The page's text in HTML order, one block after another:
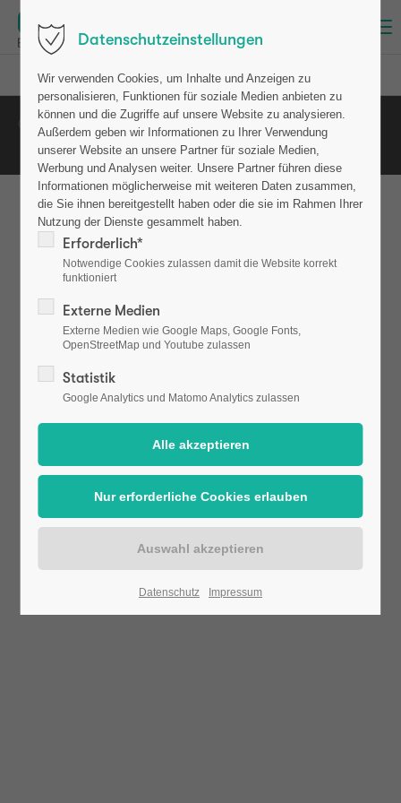
Login
Benutzername
Passwort
Anmelden
Register
Support
Lorem ipsum dolor sit amet:
24h/ 365days
We offer support for our customers
Mon - Fri 8:00am - 5:00pm(GMT +1)
Get in touch
osteotest Patienten (Test) Videosprechstunde
Copyright 2026. All Rights Reserved.
Impressum
Datenschutz
AGB
Datenschutzeinstellungen
Wir verwenden Cookies, um Inhalte und Anzeigen zu
personalisieren, Funktionen für soziale Medien anbieten zu
können und die Zugriffe auf unsere Website zu analysieren.
Außerdem geben wir Informationen zu Ihrer Verwendung
unserer Website an unsere Partner für soziale Medien,
Werbung und Analysen weiter. Unsere Partner führen diese
Informationen möglicherweise mit weiteren Daten zusammen,
die Sie ihnen bereitgestellt haben oder die sie im Rahmen Ihrer
Nutzung der Dienste gesammelt haben.
Erforderlich*
Notwendige Cookies zulassen damit die Website korrekt
funktioniert
Externe Medien
Externe Medien wie Google Maps, Google Fonts,
OpenStreetMap und Youtube zulassen
Statistik
Google Analytics und Matomo Analytics zulassen
Datenschutz Impressum